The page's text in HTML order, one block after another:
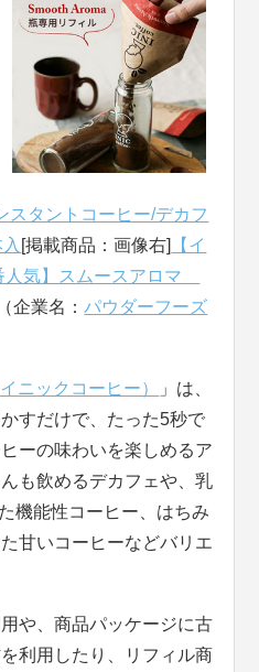
スタントコーヒー/デカフ
[掲載商品：画像右]
【イ
人気】スムースアロマ
（企業名：パウダーフーズ
ニックコーヒー）
」は、
すだけで、たった5秒で
ーの味わいを楽しめるア
も飲めるデカフェや、乳
機能性コーヒー、はちみ
甘いコーヒーなどバリエ
や、商品パッケージに古
利用したり、リフィル商